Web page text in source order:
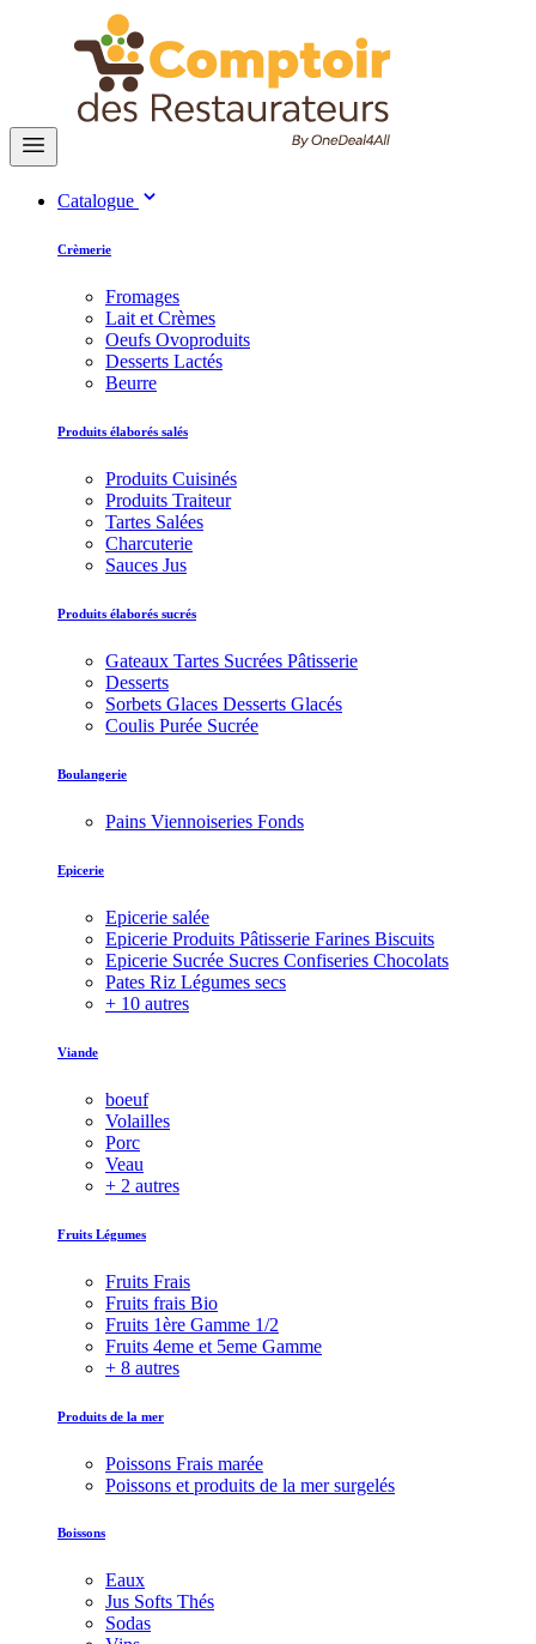
Catalogue
Crèmerie
Fromages
Lait et Crèmes
Oeufs Ovoproduits
Desserts Lactés
Beurre
Produits élaborés salés
Produits Cuisinés
Produits Traiteur
Tartes Salées
Charcuterie
Sauces Jus
Produits élaborés sucrés
Gateaux Tartes Sucrées Pâtisserie
Desserts
Sorbets Glaces Desserts Glacés
Coulis Purée Sucrée
Boulangerie
Pains Viennoiseries Fonds
Epicerie
Epicerie salée
Epicerie Produits Pâtisserie Farines Biscuits
Epicerie Sucrée Sucres Confiseries Chocolats
Pates Riz Légumes secs
+ 10 autres
Viande
boeuf
Volailles
Porc
Veau
+ 2 autres
Fruits Légumes
Fruits Frais
Fruits frais Bio
Fruits 1ère Gamme 1/2
Fruits 4eme et 5eme Gamme
+ 8 autres
Produits de la mer
Poissons Frais marée
Poissons et produits de la mer surgelés
Boissons
Eaux
Jus Softs Thés
Sodas